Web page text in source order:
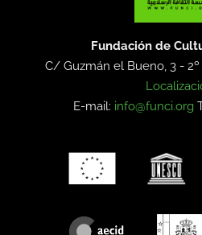
Fundación de
C/ Guzmán el Bueno, 3 -
E-mail: info@funci.org